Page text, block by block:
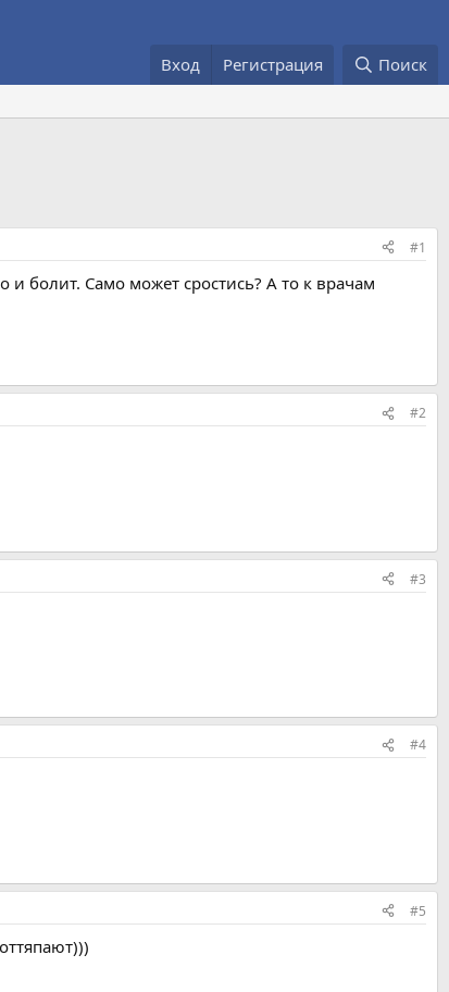
Вход Регистрация Поиск
#1
и болит. Само может сростись? А то к врачам
#2
#3
#4
#5